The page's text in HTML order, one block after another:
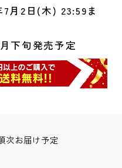
7月2日(木) 23:59ま
下旬発売予定
次お届け予定